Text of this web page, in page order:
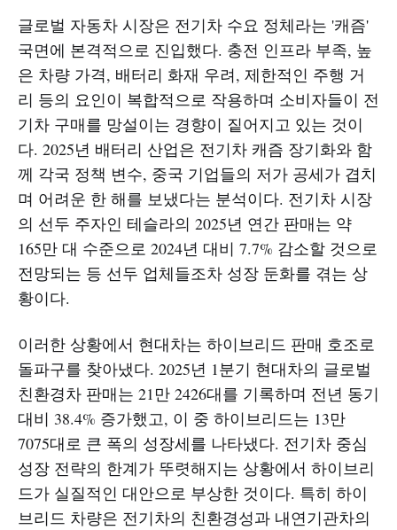
글로벌 자동차 시장은 전기차 수요 정체라는 '캐즘'
국면에 본격적으로 진입했다. 충전 인프라 부족, 높
은 차량 가격, 배터리 화재 우려, 제한적인 주행 거
리 등의 요인이 복합적으로 작용하며 소비자들이 전
기차 구매를 망설이는 경향이 짙어지고 있는 것이
다. 2025년 배터리 산업은 전기차 캐즘 장기화와 함
께 각국 정책 변수, 중국 기업들의 저가 공세가 겹치
며 어려운 한 해를 보냈다는 분석이다. 전기차 시장
의 선두 주자인 테슬라의 2025년 연간 판매는 약
165만 대 수준으로 2024년 대비 7.7% 감소할 것으로
전망되는 등 선두 업체들조차 성장 둔화를 겪는 상
황이다.
이러한 상황에서 현대차는 하이브리드 판매 호조로
돌파구를 찾아냈다. 2025년 1분기 현대차의 글로벌
친환경차 판매는 21만 2426대를 기록하며 전년 동기
대비 38.4% 증가했고, 이 중 하이브리드는 13만
7075대로 큰 폭의 성장세를 나타냈다. 전기차 중심
성장 전략의 한계가 뚜렷해지는 상황에서 하이브리
드가 실질적인 대안으로 부상한 것이다. 특히 하이
브리드 차량은 전기차의 친환경성과 내연기관차의